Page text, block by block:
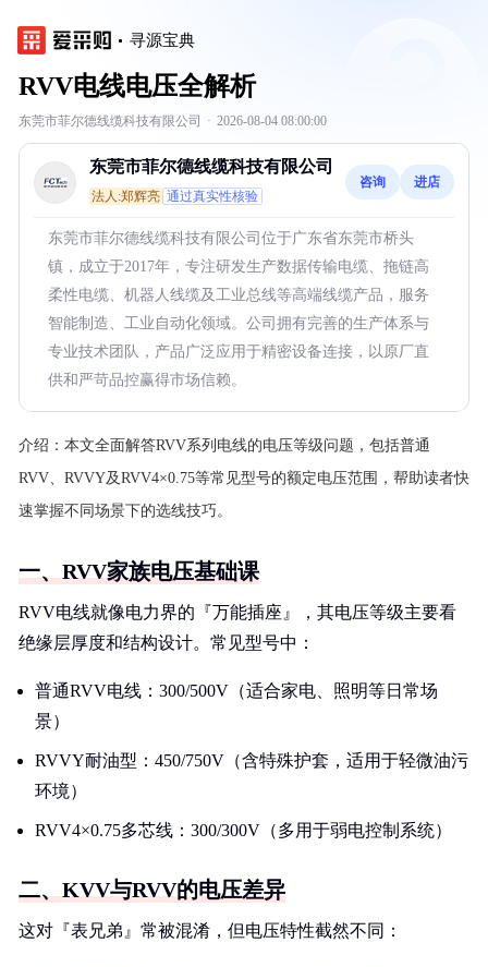
寻源宝典
RVV电线电压全解析
东莞市菲尔德线缆科技有限公司 · 2026-08-04 08:00:00
东莞市菲尔德线缆科技有限公司
法人:郑辉亮 通过真实性核验
咨询 进店
东莞市菲尔德线缆科技有限公司位于广东省东莞市桥头
镇，成立于2017年，专注研发生产数据传输电缆、拖链高
柔性电缆、机器人线缆及工业总线等高端线缆产品，服务
智能制造、工业自动化领域。公司拥有完善的生产体系与
专业技术团队，产品广泛应用于精密设备连接，以原厂直
供和严苛品控赢得市场信赖。
介绍： 本文全面解答RVV系列电线的电压等级问题，包括普通
RVV、RVVY及RVV4×0.75等常见型号的额定电压范围，帮助读者快
速掌握不同场景下的选线技巧。
一、RVV家族电压基础课
RVV电线就像电力界的『万能插座』，其电压等级主要看
绝缘层厚度和结构设计。常见型号中：
普通RVV电线：300/500V（适合家电、照明等日常场
景）
RVVY耐油型：450/750V（含特殊护套，适用于轻微油污
环境）
RVV4×0.75多芯线：300/300V（多用于弱电控制系统）
二、KVV与RVV的电压差异
这对『表兄弟』常被混淆，但电压特性截然不同：